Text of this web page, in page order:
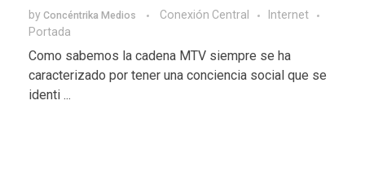
by Concéntrika Medios Conexión Central
Internet
Portada
Como sabemos la cadena MTV siempre se ha
caracterizado por tener una conciencia social que se
identi ...